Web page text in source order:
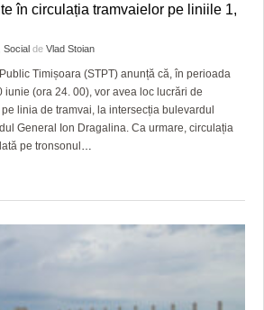
în circulația tramvaielor pe liniile 1,
Social de Vlad Stoian
Timișoara (STPT) anunță că, în perioada
iunie (ora 24. 00), vor avea loc lucrări de
linia de tramvai, la intersecția bulevardul
General Ion Dragalina. Ca urmare, circulația
pe tronsonul …